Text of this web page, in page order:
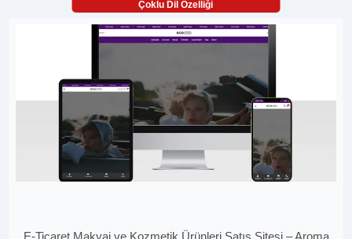
Çoklu Dil Özelliği